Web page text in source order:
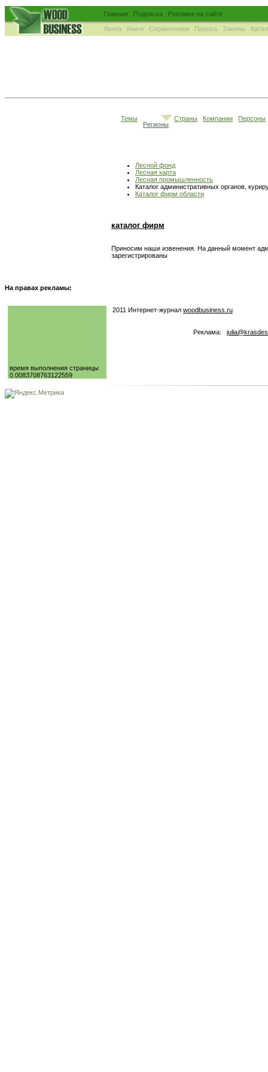
Главная Подписка Реклама на сайте
Лента Книги Справочники Пресса Законы
Темы
Регионы
Страны Компании Персоны
Лесной фонд
Лесная карта
Лесная промышленность
Каталог административных органов,
Каталог фирм области
каталог фирм
Приносим наши извенения. На данный момент
зарегистрированы
На правах рекламы:
время выполнения страницы
0.0083708763122559
2011 Интернет-журнал woodbusiness.ru
Реклама: